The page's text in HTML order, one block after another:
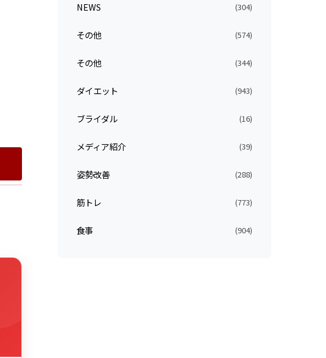
NEWS (304)
その他 (574)
その他 (344)
ダイエット (943)
ブライダル (16)
メディア紹介 (39)
姿勢改善 (288)
筋トレ (773)
食事 (904)